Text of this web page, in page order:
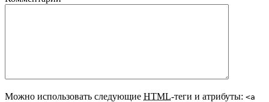
Можно использовать следующие HTML-теги и атрибуты: <a